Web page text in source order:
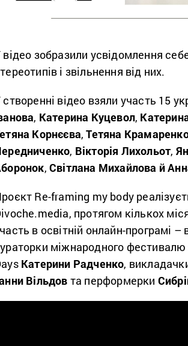
відео зобразили усвідомлення
і звільнення від них.
створенні відео взяли участь 15
, Катерина Куцевол,
Корнєєва,Тетяна
, Вікторія Лихольот,
,Світлана Михайлова й
Re-framing my body
протягом кількох
в освітній онлайн-програмі –
міжнародного фестивалю
Катерини Радченко,
Вільдов та перформерки